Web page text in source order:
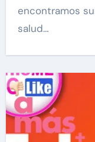
encontramos
salud…